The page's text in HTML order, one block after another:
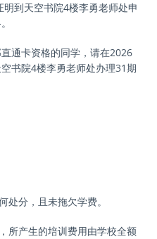
到天空书院4楼李勇老师处申
通卡资格的同学，请在2026
书院4楼李勇老师处办理31期
处分，且未拖欠学费。
所产生的培训费用由学校全额